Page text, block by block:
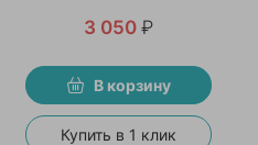
3 050 ₽
В корзину
Купить в 1 клик